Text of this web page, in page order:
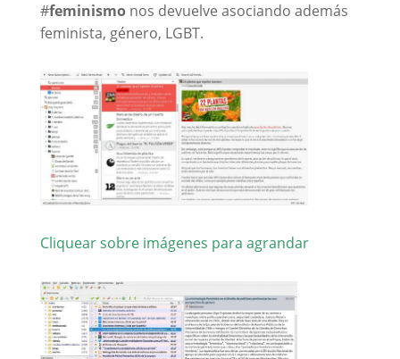
#feminismonos devuelve asociando además
feminista, género, LGBT.
Cliquear sobre imágenes para agrandar